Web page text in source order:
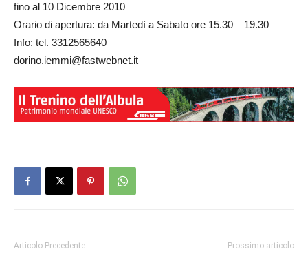
fino al 10 Dicembre 2010
Orario di apertura: da Martedì a Sabato ore 15.30 – 19.30
Info: tel. 3312565640
dorino.iemmi@fastwebnet.it
Articolo Precedente Prossimo articolo